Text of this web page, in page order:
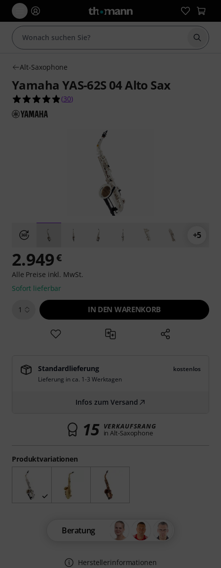
Suche
Alt-Saxophone
Yamaha YAS-62S 04 Alto Sax
4.8 von 5 Sternen aus 30 Kundenbewertungen
(30)
+5
Produktvariationen
2.949€
Alle Preise inkl. MwSt.
Sofort lieferbar
1 IN DEN WARENKORB
Standardlieferung
kostenlos
Lieferung in ca. 1-3 Werktagen
Infos zum Versand
15 VERKAUFSRANG
in Alt-Saxophone
Beratung
Herstellerinformationen